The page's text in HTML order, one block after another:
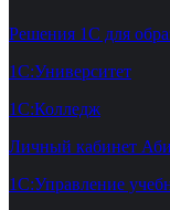
Решения 1С для
1С:Университет
1С:Колледж
Личный кабинет
1С:Управление